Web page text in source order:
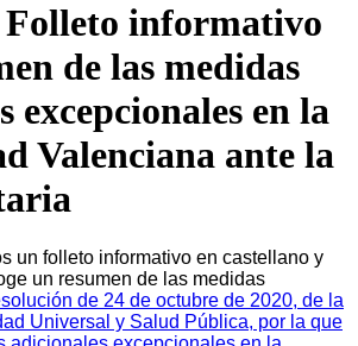
informativo
de las medidas
excepcionales en la
Valenciana ante la
un folleto informativo en castellano y
un resumen de las medidas
de 24 de octubre de 2020, de la
Universal y Salud Pública, por la que